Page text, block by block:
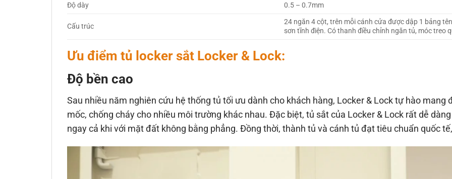
Độ dày
0.5 – 0.7mm
Cấu trúc
24 ngăn 4 cột, trên mỗi cánh cửa được dập 1 bảng
sơn tĩnh điện. Có thanh điều chỉnh ngăn tủ, móc treo
Ưu điểm tủ locker sắt Locker & Lock:
Độ bền cao
Sau nhiều năm nghiên cứu hệ thống tủ tối ưu dành cho khách hàng, Locker & Lock tự hào mang
mốc, chống cháy cho nhiều môi trường khác nhau. Đặc biệt, tủ sắt của Locker & Lock rất dễ
ngay cả khi với mặt đất không bằng phẳng. Đồng thời, thành tủ và cánh tủ đạt tiêu chuẩn quốc